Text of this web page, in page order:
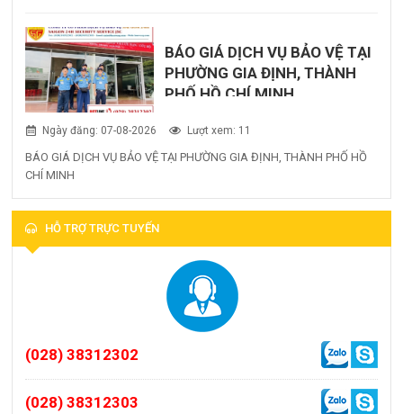
BÁO GIÁ DỊCH VỤ BẢO VỆ TẠI
PHƯỜNG GIA ĐỊNH, THÀNH
PHỐ HỒ CHÍ MINH
Ngày đăng: 07-08-2026 Lượt xem: 11
BÁO GIÁ DỊCH VỤ BẢO VỆ TẠI PHƯỜNG GIA ĐỊNH, THÀNH PHỐ HỒ
CHÍ MINH
HỖ TRỢ TRỰC TUYẾN
(028) 38312302
(028) 38312303